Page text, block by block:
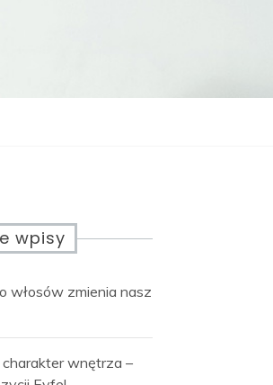
wpisy
włosów zmienia nasz
wnętrza –